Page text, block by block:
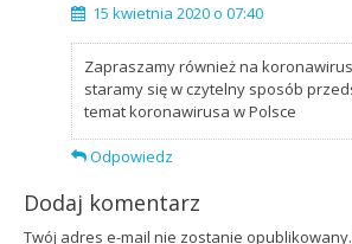
15 kwietnia 2020 o 07:40
Zapraszamy również na
staramy się w czytelny sposób
temat koronawirusa w Polsce
Odpowiedz
Dodaj komentarz
Twój adres e-mail nie zostanie opublikowany.